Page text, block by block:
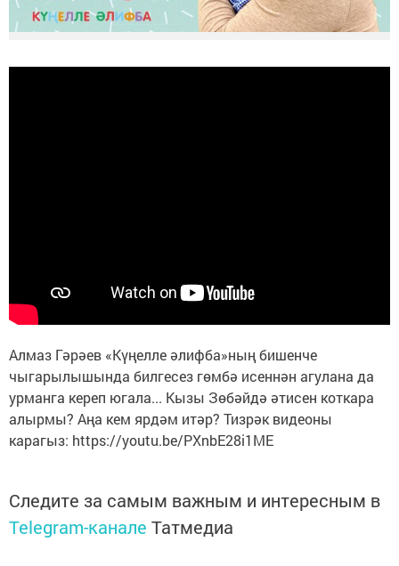
Алмаз Гәрәев «Күңелле әлифба»ның бишенче
чыгарылышында билгесез гөмбә исеннән агулана да
урманга кереп югала... Кызы Зөбәйдә әтисен коткара
алырмы? Аңа кем ярдәм итәр? Тизрәк видеоны
карагыз: https://youtu.be/PXnbE28i1ME
Следите за самым важным и интересным в
Telegram-канале Татмедиа